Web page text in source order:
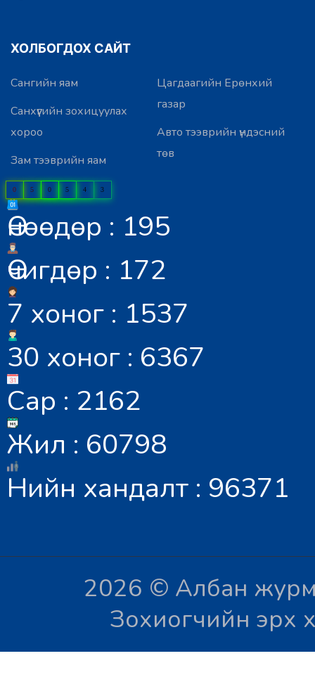
ХОЛБОГДОХ САЙТ
Сангийн яам
Санхүүгийн зохицуулах
хороо
Зам тээврийн яам
Цагдаагийн Ерөнхий
газар
Авто тээврийн үндэсний
төв
0 5 0 5 4 3
Өнөөдөр : 195
Өчигдөр : 172
7 хоног : 1537
30 хоног : 6367
Сар : 2162
Жил : 60798
Нийн хандалт : 96371
2026 © Албан
Зохиогчийн эрх